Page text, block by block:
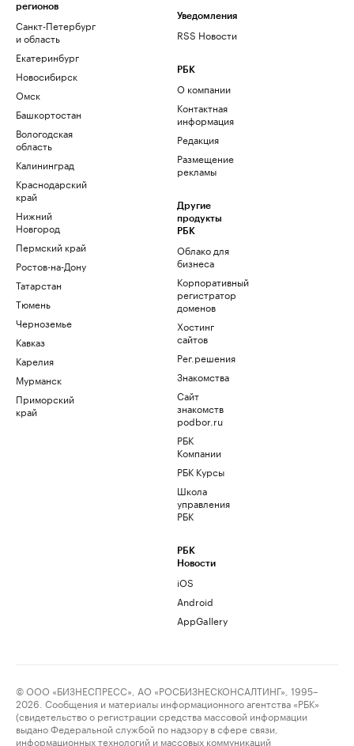
регионов
Санкт-Петербург
и область
Екатеринбург
Новосибирск
Омск
Башкортостан
Вологодская
область
Калининград
Краснодарский
край
Нижний
Новгород
Пермский край
Ростов-на-Дону
Татарстан
Тюмень
Черноземье
Кавказ
Карелия
Мурманск
Приморский
край
Уведомления
RSS Новости
РБК
О компании
Контактная
информация
Редакция
Размещение
рекламы
Другие
продукты
РБК
Облако для
бизнеса
Корпоративный
регистратор
доменов
Хостинг
сайтов
Рег.решения
Знакомства
Сайт
знакомств
podbor.ru
РБК
Компании
РБК Курсы
Школа
управления
РБК
РБК
Новости
iOS
Android
AppGallery
© ООО «БИЗНЕСПРЕСС», АО «РОСБИЗНЕСКОНСАЛТИНГ», 1995–
2026. Сообщения и материалы информационного агентства «РБК»
(свидетельство о регистрации средства массовой информации
выдано Федеральной службой по надзору в сфере связи,
информационных технологий и массовых коммуникаций